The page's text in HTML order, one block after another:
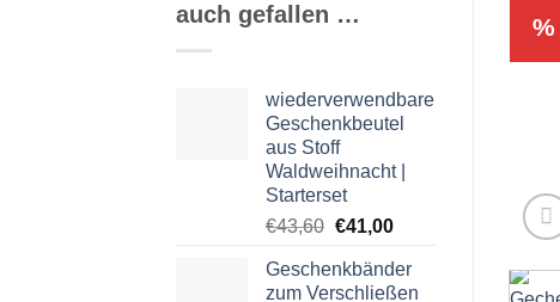
auch gefallen …
wiederverwendbare
Geschenkbeutel
aus Stoff
Waldweihnacht |
Starterset
€43,60 Ursprünglicher
war:
€41,00Aktueller
ist:
Geschenkbänder
zum Verschließen
%